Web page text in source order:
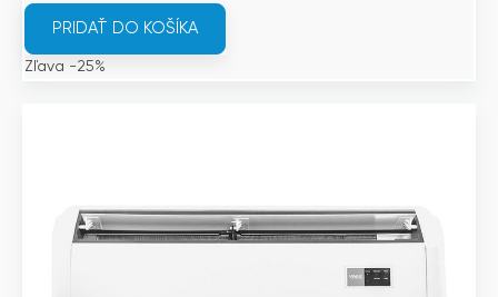
bola:
3
998€.
je:
999€.
PRIDAŤ DO KOŠÍKA
Zľava -25%